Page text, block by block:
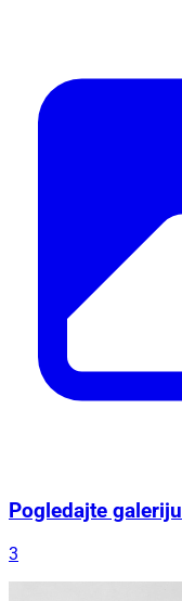
Pogledajte galeriju
3